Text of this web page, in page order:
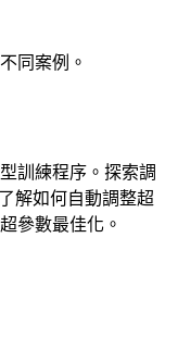
同案例。
訓練程序。探索調
解如何自動調整超
參數最佳化。